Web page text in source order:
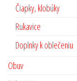
Čiapky, klobúky
Rukavice
Doplnky k oblečeniu
Obuv